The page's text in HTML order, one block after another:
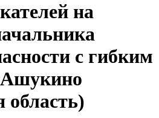
на
с гибким
область)